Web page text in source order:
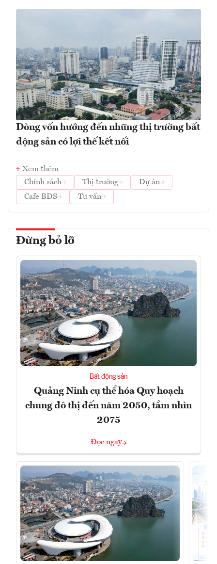
Dòng vốn hướng đến những thị trường bất
động sản có lợi thế kết nối
Xem thêm
Chính sách
Thị trường
Dự án
Cafe BĐS
Tư vấn
Đừng bỏ lỡ
Bất động sản
Quảng Ninh cụ thể hóa Quy hoạch
chung đô thị đến năm 2050, tầm nhìn
2075
Đọc ngay